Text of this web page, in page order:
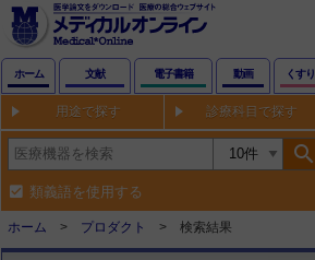
ホーム 文献 電子書籍 動画 くすり
用途で探す 診療科目で探す
search
類義語を使用する
ホーム プロダクト 検索結果